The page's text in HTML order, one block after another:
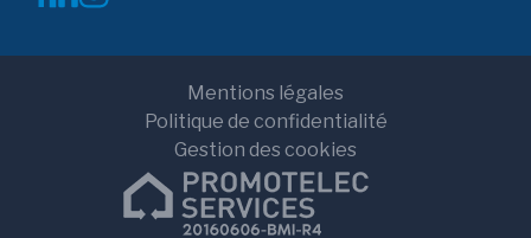
Mentions légales
Politique de confidentialité
Gestion des cookies